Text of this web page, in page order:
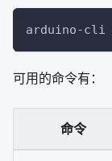
arduino-cli
可用的命令有：
命令